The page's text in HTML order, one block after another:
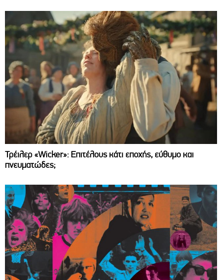
Τρέιλερ «Wicker»: Επιτέλους κάτι εποχής, εύθυμο και
πνευματώδες;